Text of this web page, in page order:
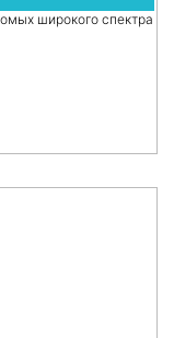
широкого спектра